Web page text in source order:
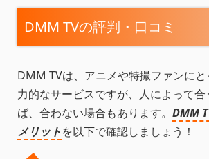
DMM TVの評判・口コミ
DMM TVは、アニメや特撮ファンに
力的なサービスですが、人によって
ば、合わない場合もあります。 DMM
メリットを以下で確認しましょう！